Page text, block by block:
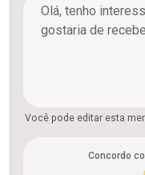
Você pode editar esta
Concordo